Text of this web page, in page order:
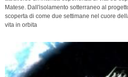
Matese. Dall'isolamento sotterraneo al
scoperta di come due settimane nel cuore
vita in orbita